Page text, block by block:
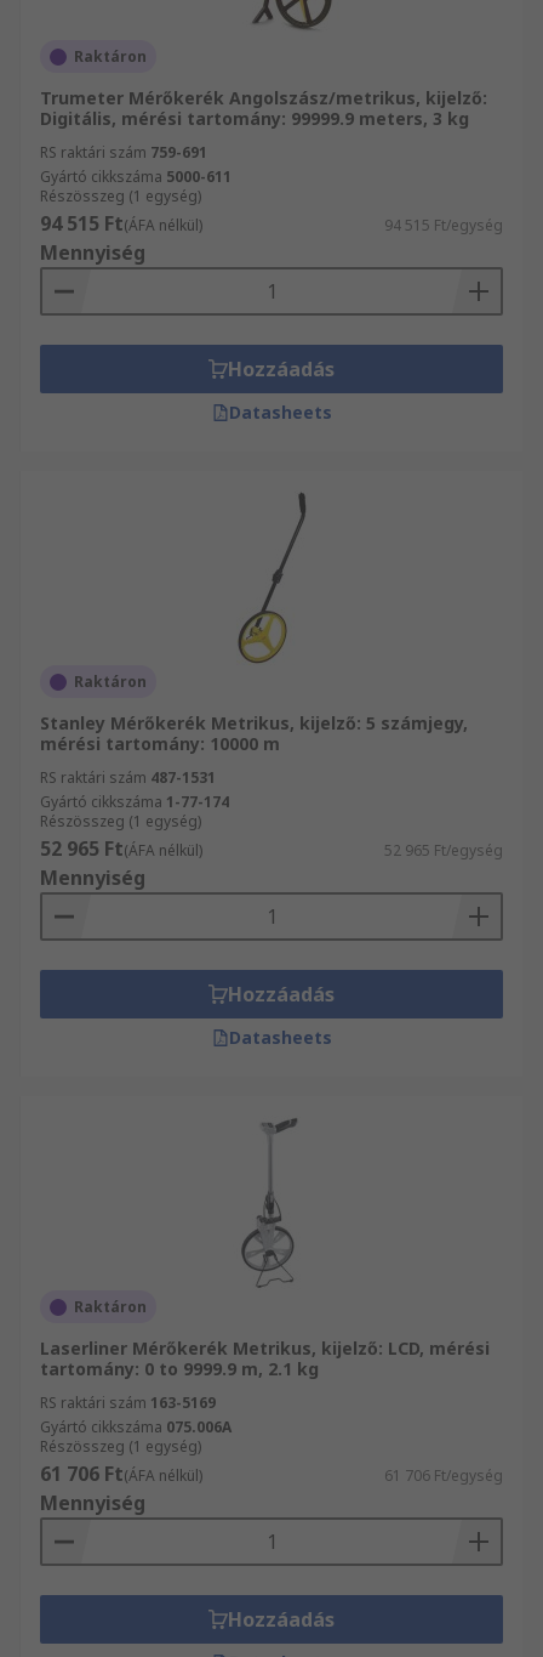
Raktáron
Trumeter Mérőkerék Angolszász/metrikus, kijelző:
Digitális, mérési tartomány: 99999.9 meters, 3 kg
RS raktári szám 759-691
Gyártó cikkszáma 5000-611
Részösszeg (1 egység)
94 515 Ft(ÁFA nélkül) 94 515 Ft/egység
Mennyiség
Hozzáadás
Datasheets
Raktáron
Stanley Mérőkerék Metrikus, kijelző: 5 számjegy,
mérési tartomány: 10000 m
RS raktári szám 487-1531
Gyártó cikkszáma 1-77-174
Részösszeg (1 egység)
52 965 Ft(ÁFA nélkül) 52 965 Ft/egység
Mennyiség
Hozzáadás
Datasheets
Raktáron
Laserliner Mérőkerék Metrikus, kijelző: LCD, mérési
tartomány: 0 to 9999.9 m, 2.1 kg
RS raktári szám 163-5169
Gyártó cikkszáma 075.006A
Részösszeg (1 egység)
61 706 Ft(ÁFA nélkül) 61 706 Ft/egység
Mennyiség
Hozzáadás